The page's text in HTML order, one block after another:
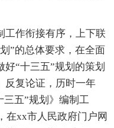
工作衔接有序，上下联
”的总体要求，在全面
“十三五”规划的策划
反复论证，历时一年
五”规划》编制工
在xx市人民政府门户网